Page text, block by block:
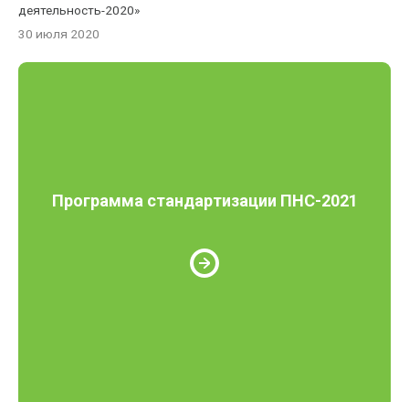
деятельность-2020»
30 июля 2020
Программа стандартизации ПНС-2021